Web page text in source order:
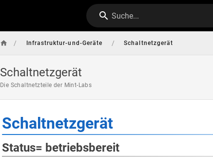
Suche...
/ Infrastruktur-und-Geräte / Schaltnetzgerät
Schaltnetzgerät
Die Schaltnetzteile der Mint-Labs
Schaltnetzgerät
Status= betriebsbereit